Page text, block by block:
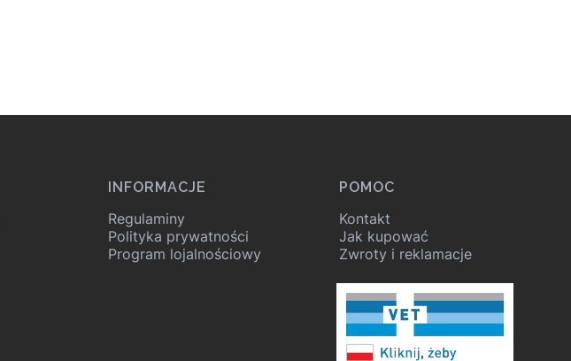
INFORMACJE
Regulaminy
Polityka prywatności
Program lojalnościowy
POMOC
Kontakt
Jak kupować
Zwroty i reklamacje